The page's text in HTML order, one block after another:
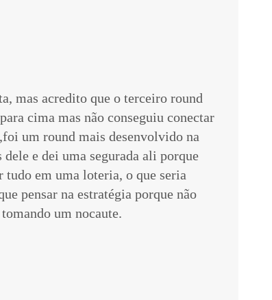
mas acredito que o terceiro round
cima mas não conseguiu conectar
um round mais desenvolvido na
e dei uma segurada ali porque
em uma loteria, o que seria
pensar na estratégia porque não
um nocaute.